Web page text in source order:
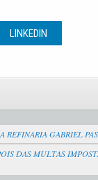
LINKEDIN
REFINARIA GABRIEL
DAS MULTAS